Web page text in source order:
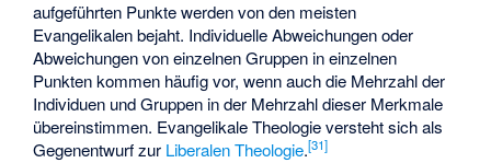
aufgeführten Punkte werden von den meisten
Evangelikalen bejaht. Individuelle Abweichungen oder
Abweichungen von einzelnen Gruppen in einzelnen
Punkten kommen häufig vor, wenn auch die Mehrzahl der
Individuen und Gruppen in der Mehrzahl dieser Merkmale
übereinstimmen. Evangelikale Theologie versteht sich als
Gegenentwurf zur Liberalen Theologie.[31]